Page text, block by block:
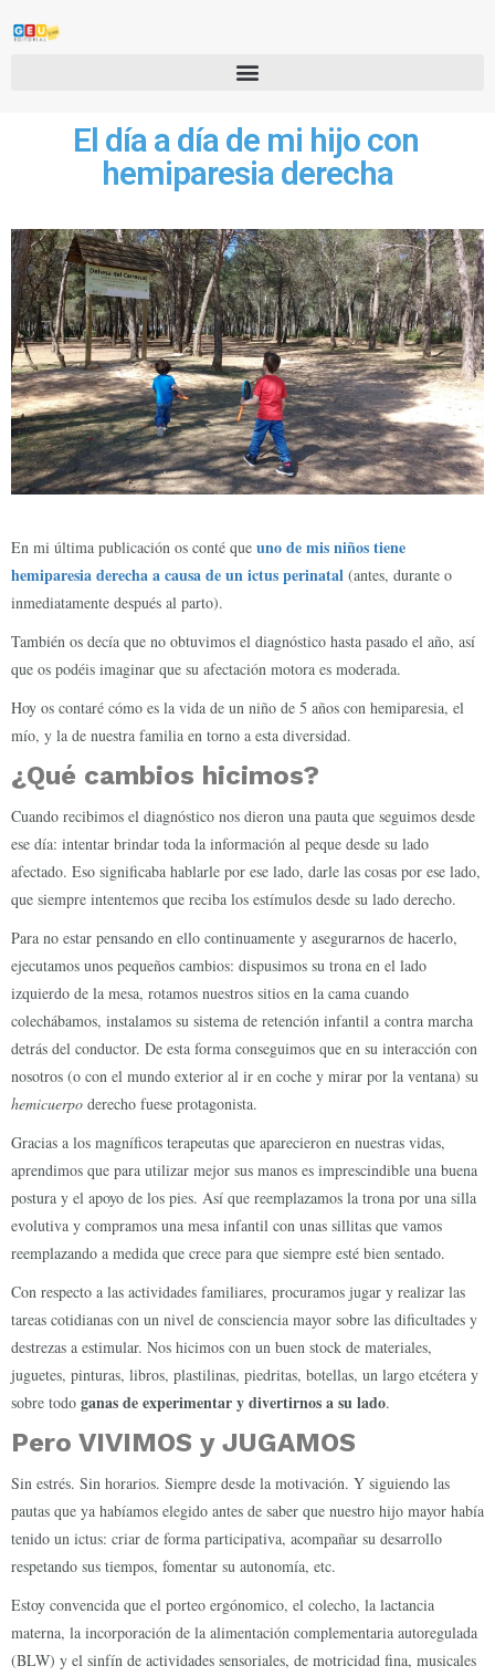
El día a día de mi hijo con
hemiparesia derecha
En mi última publicación os conté que uno de mis niños tiene
hemiparesia derecha a causa de un ictus perinatal (antes, durante o
inmediatamente después al parto).
También os decía que no obtuvimos el diagnóstico hasta pasado el año, así
que os podéis imaginar que su afectación motora es moderada.
Hoy os contaré cómo es la vida de un niño de 5 años con hemiparesia, el
mío, y la de nuestra familia en torno a esta diversidad.
¿Qué cambios hicimos?
Cuando recibimos el diagnóstico nos dieron una pauta que seguimos desde
ese día: intentar brindar toda la información al peque desde su lado
afectado. Eso significaba hablarle por ese lado, darle las cosas por ese lado,
que siempre intentemos que reciba los estímulos desde su lado derecho.
Para no estar pensando en ello continuamente y asegurarnos de hacerlo,
ejecutamos unos pequeños cambios: dispusimos su trona en el lado
izquierdo de la mesa, rotamos nuestros sitios en la cama cuando
colechábamos, instalamos su sistema de retención infantil a contra marcha
detrás del conductor. De esta forma conseguimos que en su interacción con
nosotros (o con el mundo exterior al ir en coche y mirar por la ventana) su
hemicuerpo derecho fuese protagonista.
Gracias a los magníficos terapeutas que aparecieron en nuestras vidas,
aprendimos que para utilizar mejor sus manos es imprescindible una buena
postura y el apoyo de los pies. Así que reemplazamos la trona por una silla
evolutiva y compramos una mesa infantil con unas sillitas que vamos
reemplazando a medida que crece para que siempre esté bien sentado.
Con respecto a las actividades familiares, procuramos jugar y realizar las
tareas cotidianas con un nivel de consciencia mayor sobre las dificultades y
destrezas a estimular. Nos hicimos con un buen stock de materiales,
juguetes, pinturas, libros, plastilinas, piedritas, botellas, un largo etcétera y
sobre todo ganas de experimentar y divertirnos a su lado.
Pero VIVIMOS y JUGAMOS
Sin estrés. Sin horarios. Siempre desde la motivación. Y siguiendo las
pautas que ya habíamos elegido antes de saber que nuestro hijo mayor había
tenido un ictus: criar de forma participativa, acompañar su desarrollo
respetando sus tiempos, fomentar su autonomía, etc.
Estoy convencida que el porteo ergónomico, el colecho, la lactancia
materna, la incorporación de la alimentación complementaria autoregulada
(BLW) y el sinfín de actividades sensoriales, de motricidad fina, musicales